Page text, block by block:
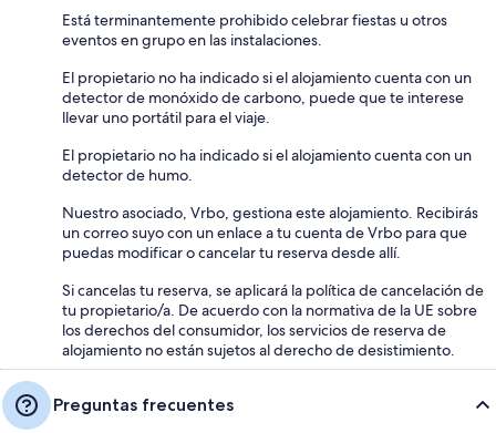
Está terminantemente prohibido celebrar fiestas u otros
eventos en grupo en las instalaciones.
El propietario no ha indicado si el alojamiento cuenta con un
detector de monóxido de carbono, puede que te interese
llevar uno portátil para el viaje.
El propietario no ha indicado si el alojamiento cuenta con un
detector de humo.
Nuestro asociado, Vrbo, gestiona este alojamiento. Recibirás
un correo suyo con un enlace a tu cuenta de Vrbo para que
puedas modificar o cancelar tu reserva desde allí.
Si cancelas tu reserva, se aplicará la política de cancelación de
tu propietario/a. De acuerdo con la normativa de la UE sobre
los derechos del consumidor, los servicios de reserva de
alojamiento no están sujetos al derecho de desistimiento.
Preguntas frecuentes